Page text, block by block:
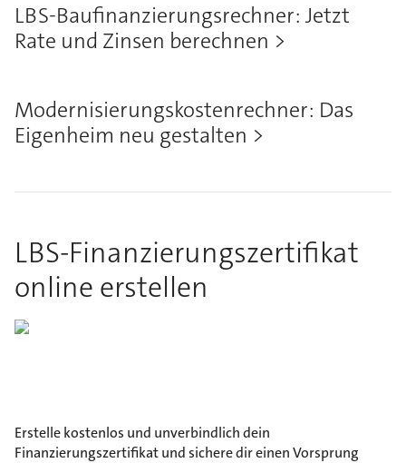
LBS-Baufinanzierungsrechner: Jetzt
Rate und Zinsen berechnen
Modernisierungskostenrechner: Das
Eigenheim neu gestalten
LBS-Finanzierungszertifikat
online erstellen
Erstelle kostenlos und unverbindlich dein
Finanzierungszertifikat und sichere dir einen Vorsprung